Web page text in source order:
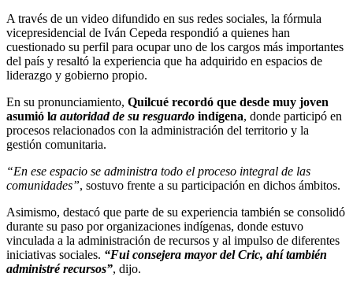
A través de un video difundido en sus redes sociales, la fórmula
vicepresidencial de Iván Cepeda respondió a quienes han
cuestionado su perfil para ocupar uno de los cargos más importantes
del país y resaltó la experiencia que ha adquirido en espacios de
liderazgo y gobierno propio.
En su pronunciamiento, Quilcué recordó que desde muy joven
asumió la autoridad de su resguardo indígena, donde participó en
procesos relacionados con la administración del territorio y la
gestión comunitaria.
“En ese espacio se administra todo el proceso integral de las
comunidades”, sostuvo frente a su participación en dichos ámbitos.
Asimismo, destacó que parte de su experiencia también se consolidó
durante su paso por organizaciones indígenas, donde estuvo
vinculada a la administración de recursos y al impulso de diferentes
iniciativas sociales. “Fui consejera mayor del Cric, ahí también
administré recursos”, dijo.